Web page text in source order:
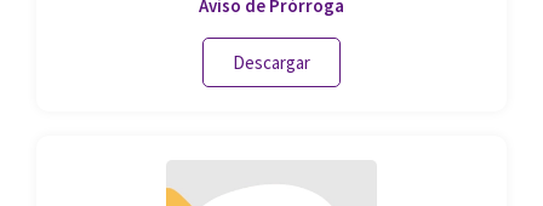
Aviso de Prórroga
Descargar